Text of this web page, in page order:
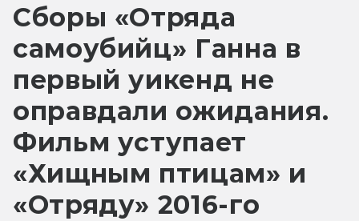
Сборы «Отряда
самоубийц» Ганна в
первый уикенд не
оправдали ожидания.
Фильм уступает
«Хищным птицам» и
«Отряду» 2016-го